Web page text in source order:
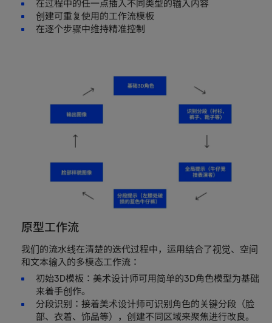
在过程中的任一点插入不同类型的输入内容
创建可重复使用的工作流模板
在逐个步骤中维持精准控制
原型工作流
我们的流水线在清楚的迭代过程中，运用结合了视觉、空间
和文本输入的多模态工作流：
初始3D模板：美术设计师可用简单的3D角色模型为基础
来着手创作。
分段识别：接着美术设计师可识别角色的关键分段（脸
部、衣着、饰品等），创建不同区域来聚焦进行改良。